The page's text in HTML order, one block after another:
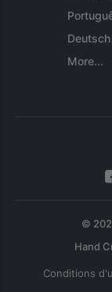
Deutsch
More...
©
Conditions